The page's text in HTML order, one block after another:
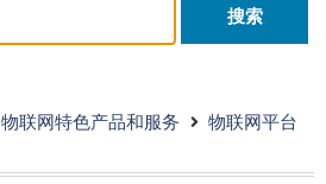
搜索
物联网特色产品和服务 物联网平台